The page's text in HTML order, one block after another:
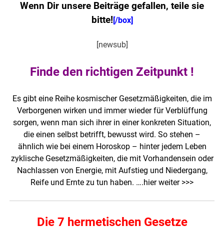
Wenn Dir unsere Beiträge gefallen, teile sie
bitte! [/box]
[newsub]
Finde den richtigen Zeitpunkt !
Es gibt eine Reihe kosmischer Gesetzmäßigkeiten, die im
Verborgenen wirken und immer wieder für Verblüffung
sorgen, wenn man sich ihrer in einer konkreten Situation,
die einen selbst betrifft, bewusst wird. So stehen –
ähnlich wie bei einem Horoskop – hinter jedem Leben
zyklische Gesetzmäßigkeiten, die mit Vorhandensein oder
Nachlassen von Energie, mit Aufstieg und Niedergang,
Reife und Ernte zu tun haben. ….hier weiter >>>
Die 7 hermetischen Gesetze